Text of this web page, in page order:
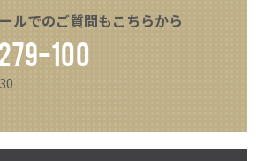
ルでのご質問もこちらから
100